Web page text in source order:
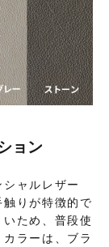
ョン
ャルレザー
りが特徴的で
ため、普段使
ラーは、ブラ